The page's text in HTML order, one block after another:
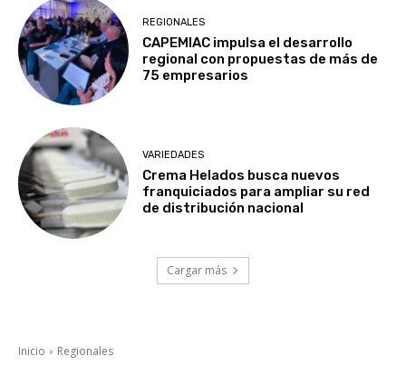
REGIONALES
CAPEMIAC impulsa el desarrollo
regional con propuestas de más de
75 empresarios
VARIEDADES
Crema Helados busca nuevos
franquiciados para ampliar su red
de distribución nacional
Cargar más